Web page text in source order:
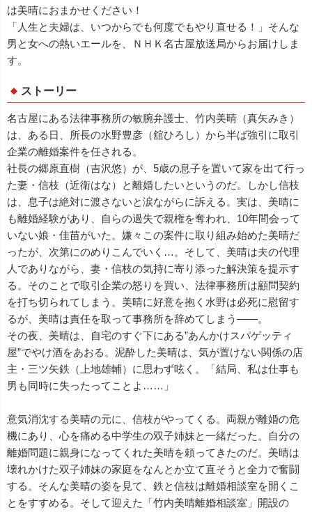
は美晴におまかせください！
「人生と夫婦は、いつからでも何度でもやり直せる！」そんな
男と女への熱いエールを、ＮＨＫ名古屋放送局からお届けしま
す。
ストーリー
名古屋にある法律事務所の敏腕弁護士、竹内美晴（真矢みき）
は、ある日、所長の水野豊彦（舘ひろし）から半ば強引に取引
企業の離婚案件を任される。
社長の郷原直樹（吉沢悠）が、5歳の息子を置いて家を出て行っ
た妻・信枝（近衛はな）と離婚したいというのだ。しかし信枝
は、息子は絶対に渡さないと涙ながらに訴える。実は、美晴に
も離婚経験があり、自らの過失で親権を奪われ、10年間会って
いない娘・佳苗がいた。嫌々この案件に取り組み始めた美晴だ
ったが、次第にのめりこんでいく…。そして、美晴は夫の代理
人でありながら、妻・信枝の気持に寄り添った解決策を提示す
る。そのことで取引企業の怒りを買い、法律事務所は顧問契約
を打ち切られてしまう。美晴に好意を抱く水野は必死に慰留す
るが、美晴は責任を取って事務所を辞めてしまう――。
その夜、美晴は、自宅のすぐ下にある”あんかけスパゲッティ
屋”でやけ酒をあおる。泥酔した美晴は、気が置けない関係の店
主・三ツ矢鉄（上地雄輔）に思わず呟く。「結局、私は仕事も
男も同時に失ったってことよ……」
意気消沈する美晴の元に、信枝がやってくる。両親が離婚の危
機にあり、心を痛める中学生の双子姉妹と一緒だった。自分の
離婚問題に親身になってくれた美晴を頼ってきたのだ。美晴は
壊れかけた双子姉妹の家庭をなんとか立て直そうと全力で奮闘
する。そんな美晴の姿を見て、鉄と信枝は離婚相談室を開くこ
とをすすめる。そして迎えた「竹内美晴離婚相談室」開設の